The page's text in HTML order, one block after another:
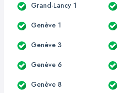
Grand-Lancy 1
Genève 1
Genève 3
Genève 6
Genève 8